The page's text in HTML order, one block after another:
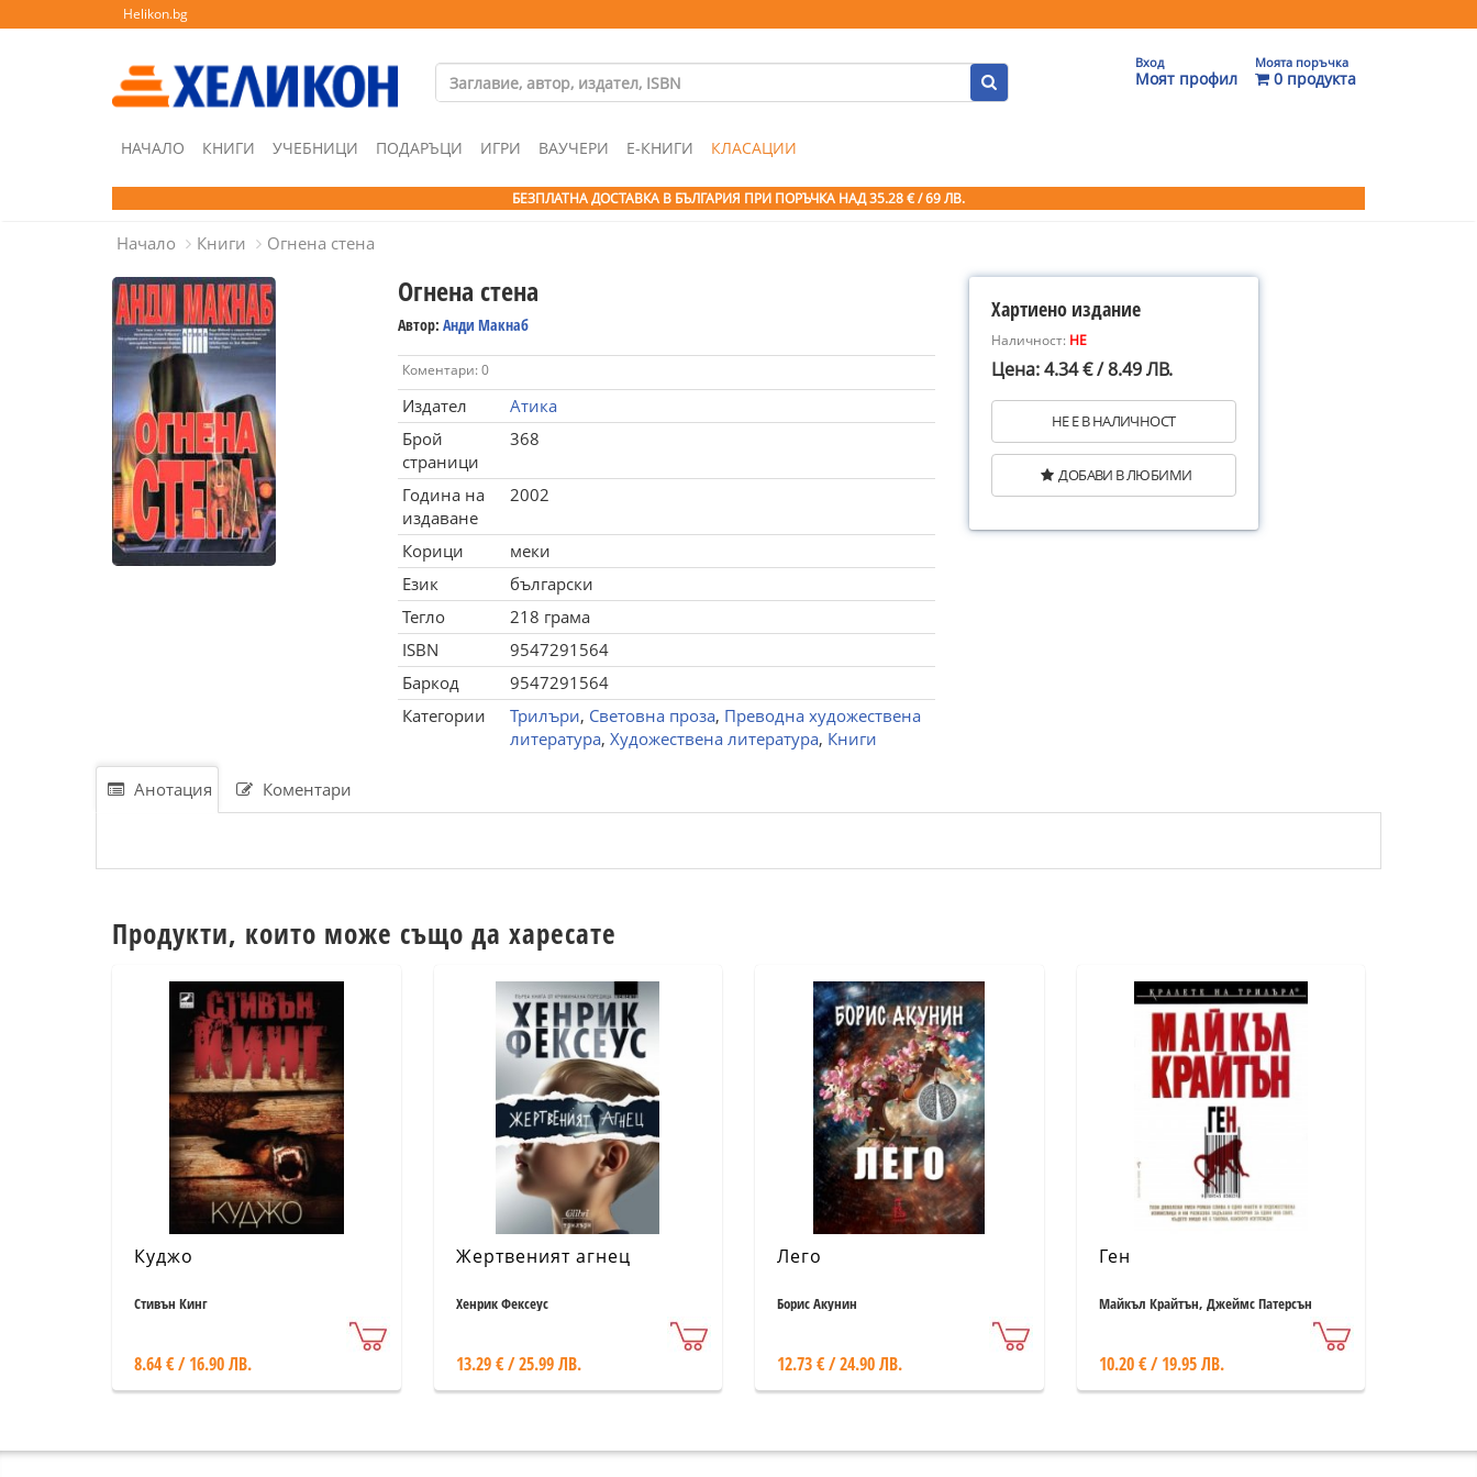
Helikon.bg
Вход
Моят профил
Моята поръчка
0 продукта
НАЧАЛО КНИГИ УЧЕБНИЦИ ПОДАРЪЦИ ИГРИ ВАУЧЕРИ Е-КНИГИ КЛАСАЦИИ
БЕЗПЛАТНА ДОСТАВКА В БЪЛГАРИЯ ПРИ ПОРЪЧКА НАД 35.28 € / 69 ЛВ.
Начало Книги Огнена стена
Огнена стена
Автор: Анди Макнаб
Коментари: 0
Издател
Атика
Брой
страници
368
Година на
издаване
2002
Корици
меки
Език
български
Тегло
218 грама
ISBN
9547291564
Баркод
9547291564
Категории
Трилъри, Световна проза, Преводна художествена
литература, Художествена литература, Книги
Хартиено издание
Наличност: НЕ
Цена: 4.34 € / 8.49 ЛВ.
НЕ Е В НАЛИЧНОСТ
ДОБАВИ В ЛЮБИМИ
Анотация Коментари
Продукти, които може също да харесате
Куджо
Стивън Кинг
8.64 € / 16.90 ЛВ.
Жертвеният агнец
Хенрик Фексеус
13.29 € / 25.99 ЛВ.
Лего
Борис Акунин
12.73 € / 24.90 ЛВ.
Ген
Майкъл Крайтън, Джеймс Патерсън
10.20 € / 19.95 ЛВ.